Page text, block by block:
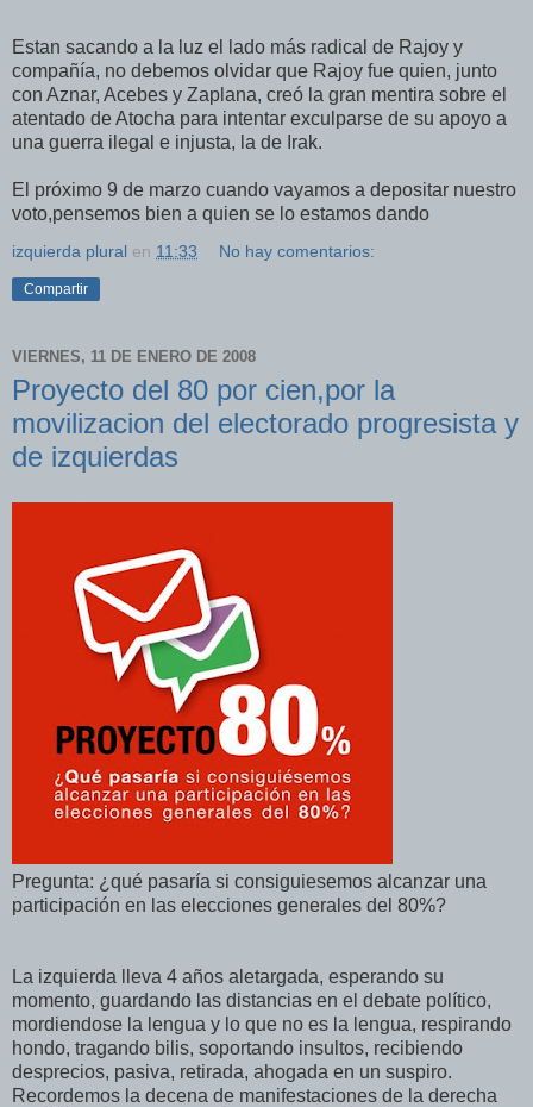
Estan sacando a la luz el lado más radical de Rajoy y
compañía, no debemos olvidar que Rajoy fue quien, junto
con Aznar, Acebes y Zaplana, creó la gran mentira sobre el
atentado de Atocha para intentar exculparse de su apoyo a
una guerra ilegal e injusta, la de Irak.
El próximo 9 de marzo cuando vayamos a depositar nuestro
voto,pensemos bien a quien se lo estamos dando
izquierda plural en 11:33 No hay comentarios:
Compartir
VIERNES, 11 DE ENERO DE 2008
Proyecto del 80 por cien,por la
movilizacion del electorado progresista y
de izquierdas
Pregunta: ¿qué pasaría si consiguiesemos alcanzar una
participación en las elecciones generales del 80%?
La izquierda lleva 4 años aletargada, esperando su
momento, guardando las distancias en el debate político,
mordiendose la lengua y lo que no es la lengua, respirando
hondo, tragando bilis, soportando insultos, recibiendo
desprecios, pasiva, retirada, ahogada en un suspiro.
Recordemos la decena de manifestaciones de la derecha